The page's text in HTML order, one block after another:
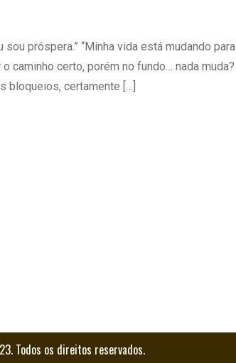
próspera.” “Minha vida está mudando para
caminho certo, porém no fundo… nada muda?
bloqueios, certamente […]
Todos os direitos reservados.